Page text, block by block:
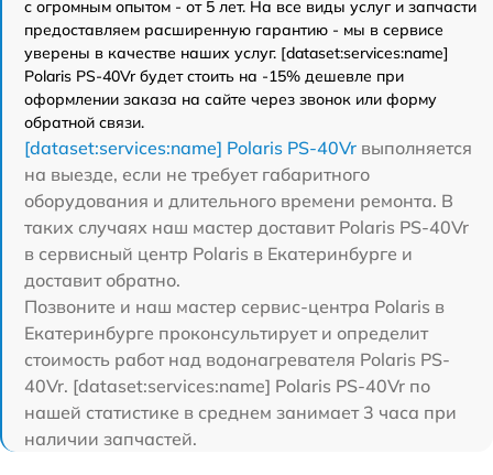
с огромным опытом - от 5 лет. На все виды услуг и запчасти
предоставляем расширенную гарантию - мы в сервисе
уверены в качестве наших услуг. [dataset:services:name]
Polaris PS-40Vr будет стоить на -15% дешевле при
оформлении заказа на сайте через звонок или форму
обратной связи.
[dataset:services:name] Polaris PS-40Vr выполняется
на выезде, если не требует габаритного
оборудования и длительного времени ремонта. В
таких случаях наш мастер доставит Polaris PS-40Vr
в сервисный центр Polaris в Екатеринбурге и
доставит обратно.
Позвоните и наш мастер сервис-центра Polaris в
Екатеринбурге проконсультирует и определит
стоимость работ над водонагревателя Polaris PS-
40Vr. [dataset:services:name] Polaris PS-40Vr по
нашей статистике в среднем занимает 3 часа при
наличии запчастей.